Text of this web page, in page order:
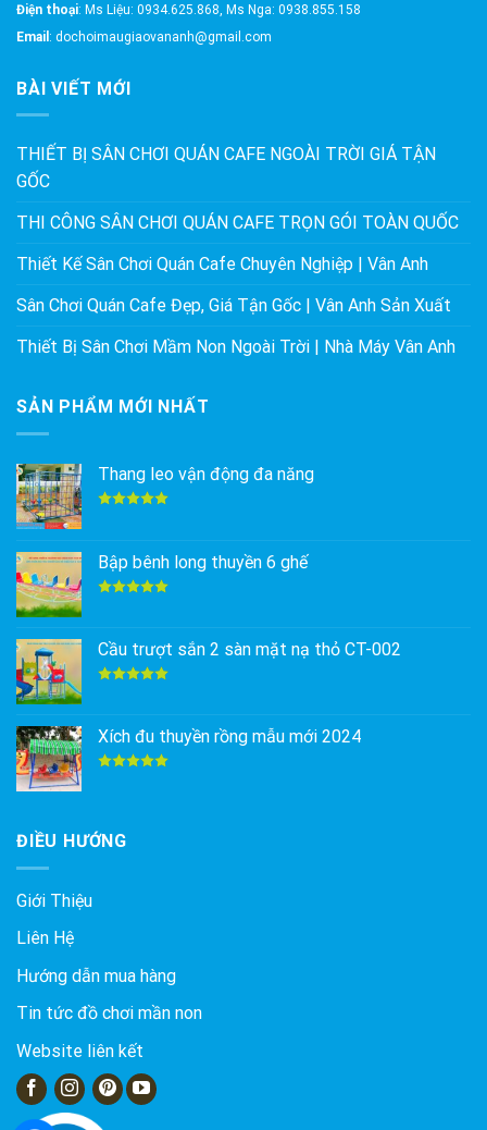
Điện thoại: Ms Liệu: 0934.625.868, Ms Nga: 0938.855.158
Email : dochoimaugiaovananh@gmail.com
BÀI VIẾT MỚI
THIẾT BỊ SÂN CHƠI QUÁN CAFE NGOÀI TRỜI GIÁ TẬN
GỐC
THI CÔNG SÂN CHƠI QUÁN CAFE TRỌN GÓI TOÀN QUỐC
Thiết Kế Sân Chơi Quán Cafe Chuyên Nghiệp | Vân Anh
Sân Chơi Quán Cafe Đẹp, Giá Tận Gốc | Vân Anh Sản Xuất
Thiết Bị Sân Chơi Mầm Non Ngoài Trời | Nhà Máy Vân Anh
SẢN PHẨM MỚI NHẤT
Thang leo vận động đa năng
Bập bênh long thuyền 6 ghế
Cầu trượt sắn 2 sàn mặt nạ thỏ CT-002
Xích đu thuyền rồng mẫu mới 2024
ĐIỀU HƯỚNG
Giới Thiệu
Liên Hệ
Hướng dẫn mua hàng
Tin tức đồ chơi mần non
Website liên kết